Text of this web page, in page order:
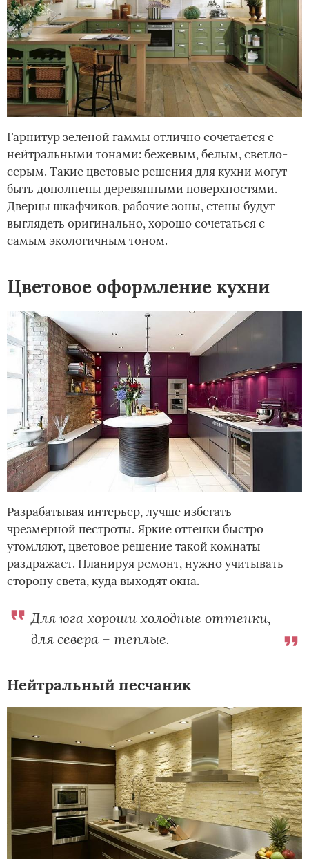
Гарнитур зеленой гаммы отлично сочетается с
нейтральными тонами: бежевым, белым, светло-
серым. Такие цветовые решения для кухни могут
быть дополнены деревянными поверхностями.
Дверцы шкафчиков, рабочие зоны, стены будут
выглядеть оригинально, хорошо сочетаться с
самым экологичным тоном.
Цветовое оформление кухни
Разрабатывая интерьер, лучше избегать
чрезмерной пестроты. Яркие оттенки быстро
утомляют, цветовое решение такой комнаты
раздражает. Планируя ремонт, нужно учитывать
сторону света, куда выходят окна.
Для юга хороши холодные оттенки,
для севера – теплые.
Нейтральный песчаник